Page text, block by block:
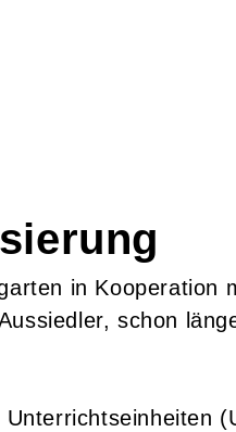
in
schon